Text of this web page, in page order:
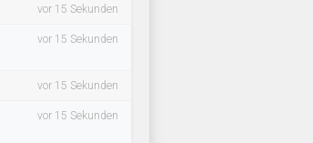
vor 15 Sekunden
vor 15 Sekunden
vor 15 Sekunden
vor 15 Sekunden